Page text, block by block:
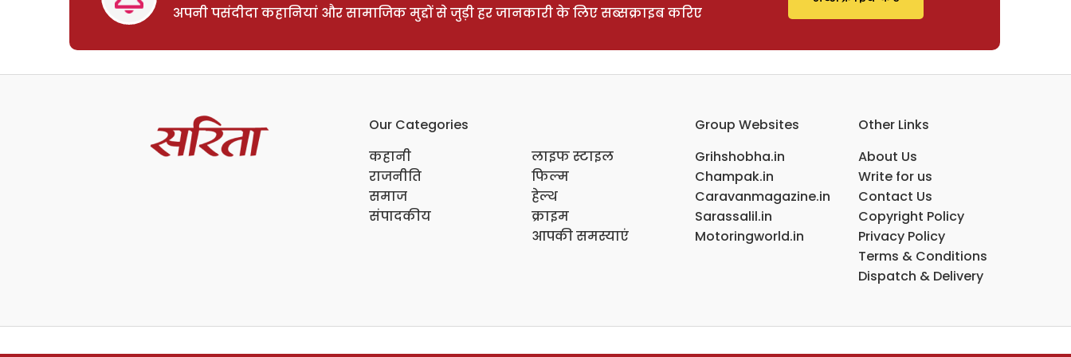
अपनी पसंदीदा कहानियां और सामाजिक मुद्दों से जुड़ी हर जानकारी के लिए सब्सक्राइब करिए
Our Categories
कहानी
राजनीति
समाज
संपादकीय
लाइफ स्टाइल
फिल्म
हेल्थ
क्राइम
आपकी समस्याएं
Group Websites
Grihshobha.in
Champak.in
Caravanmagazine.in
Sarassalil.in
Motoringworld.in
Other Links
About Us
Write for us
Contact Us
Copyright Policy
Privacy Policy
Terms & Conditions
Dispatch & Delivery